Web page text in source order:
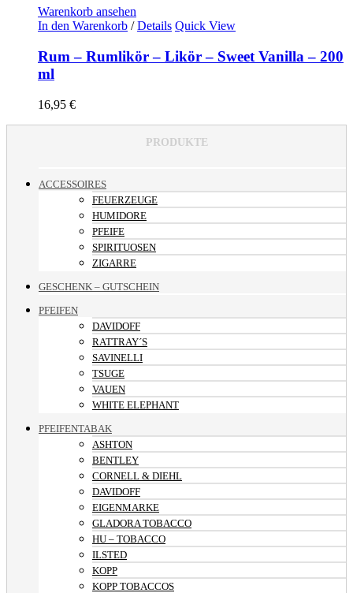
Warenkorb ansehen
In den Warenkorb / Details Quick View
Rum – Rumlikör – Likör – Sweet Vanilla – 200
ml
16,95 €
PRODUKTE
ACCESSOIRES
FEUERZEUGE
HUMIDORE
PFEIFE
SPIRITUOSEN
ZIGARRE
GESCHENK – GUTSCHEIN
PFEIFEN
DAVIDOFF
RATTRAY´S
SAVINELLI
TSUGE
VAUEN
WHITE ELEPHANT
PFEIFENTABAK
ASHTON
BENTLEY
CORNELL & DIEHL
DAVIDOFF
EIGENMARKE
GLADORA TOBACCO
HU – TOBACCO
ILSTED
KOPP
KOPP TOBACCOS